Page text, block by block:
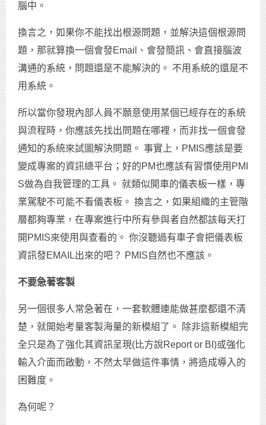
腦中。
換言之，如果你不能找出根源問題，並解決這個根源問
題，那就算換一個會發Email、會發簡訊、會直接腦波
溝通的系統，問題還是不能解決的。 不用系統的還是不
用系統。
所以當你發現內部人員不願意使用某個已經存在的系統
與流程時，你應該先找出問題在哪裡，而非找一個會發
通知的系統來試圖解決問題。 事實上，PMIS應該是要
變成專案的資訊總平台；好的PM也應該有習慣使用PMI
S做為自我管理的工具。 就類似開車的儀表板一樣，專
業駕駛不可能不看儀表板。 換言之，如果組織的主管階
層都夠專業，在專案進行中所有參與者自然都該每天打
開PMIS來使用與查看的。 你沒聽過有車子會把儀表板
資訊發EMAIL出來的吧？ PMIS自然也不應該。
不要急著客製
另一個很多人常急著在，一套軟體連能做甚麼都還不清
楚，就開始考量客製海量的新模組了。 除非這新模組完
全只是為了強化其資訊呈現(比方說Report or BI)或強化
輸入介面而啟動，不然太早做這件事情，將造成導入的
困難度。
為何呢？